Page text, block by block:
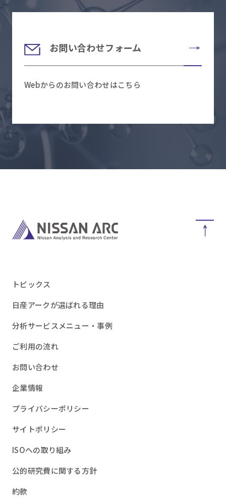
お問い合わせフォーム
Webからのお問い合わせはこちら
トピックス
日産アークが選ばれる理由
分析サービスメニュー・事例
ご利用の流れ
お問い合わせ
企業情報
プライバシーポリシー
サイトポリシー
ISOへの取り組み
公的研究費に関する方針
約款